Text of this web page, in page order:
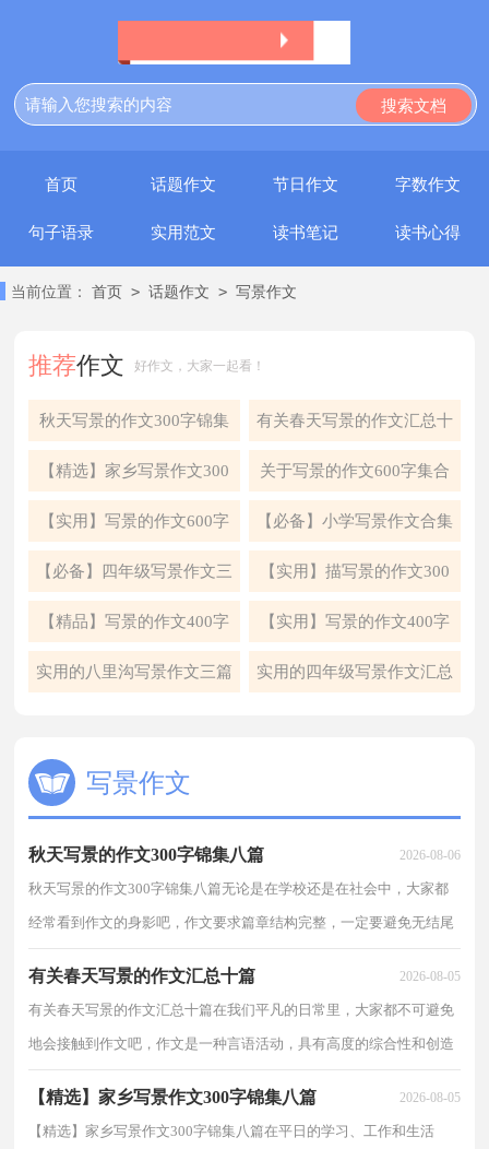
首页 话题作文 节日作文 字数作文
句子语录 实用范文 读书笔记 读书心得
当前位置： 首页 > 话题作文 > 写景作文
推荐作文 好作文，大家一起看！
秋天写景的作文300字锦集
八篇
有关春天写景的作文汇总十
篇
【精选】家乡写景作文300
字锦集八篇
关于写景的作文600字集合
六篇
【实用】写景的作文600字
集合5篇
【必备】小学写景作文合集
九篇
【必备】四年级写景作文三
篇
【实用】描写景的作文300
字合集六篇
【精品】写景的作文400字
汇总八篇
【实用】写景的作文400字
集合8篇
实用的八里沟写景作文三篇 实用的四年级写景作文汇总
写景作文
秋天写景的作文300字锦集八篇 2026-08-06
秋天写景的作文300字锦集八篇无论是在学校还是在社会中，大家都
经常看到作文的身影吧，作文要求篇章结构完整，一定要避免无结尾
有关春天写景的作文汇总十篇 2026-08-05
有关春天写景的作文汇总十篇在我们平凡的日常里，大家都不可避免
地会接触到作文吧，作文是一种言语活动，具有高度的综合性和创造
【精选】家乡写景作文300字锦集八篇 2026-08-05
【精选】家乡写景作文300字锦集八篇在平日的学习、工作和生活